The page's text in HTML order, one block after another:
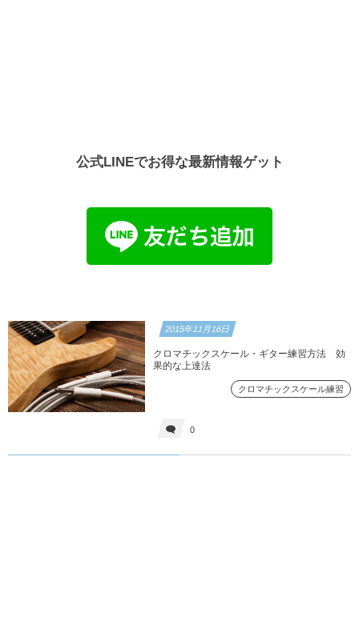
公式LINEでお得な最新情報ゲット
2015年11月16日
クロマチックスケール・ギター練習方法 効
果的な上達法
クロマチックスケール練習
0